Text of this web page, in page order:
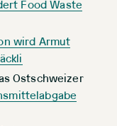
Food Waste
wird Armut
Ostschweizer